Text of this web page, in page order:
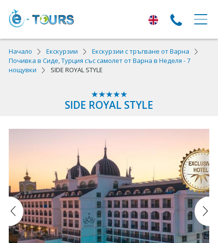
ЕКСКУРЗИИ
Екскурзии с тръгване от Варна
Почивки с тръгване от Варна
Лято 2026
Най-търсени оферти
Круизи
Начало Екскурзии
Екскурзии с тръгване от Варна
Почивка в Сиде, Турция със самолет от Варна в Неделя - 7
нощувки
SIDE ROYAL STYLE
SIDE ROYAL STYLE